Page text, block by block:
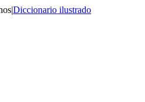
|Diccionario ilustrado